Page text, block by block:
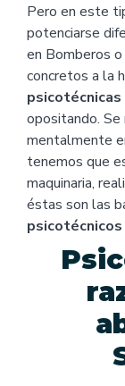
Pero en este
potenciarse
en Bomberos
concretos a la
opositando. Se
mentalmente
tenemos que
maquinaria,
éstas son las